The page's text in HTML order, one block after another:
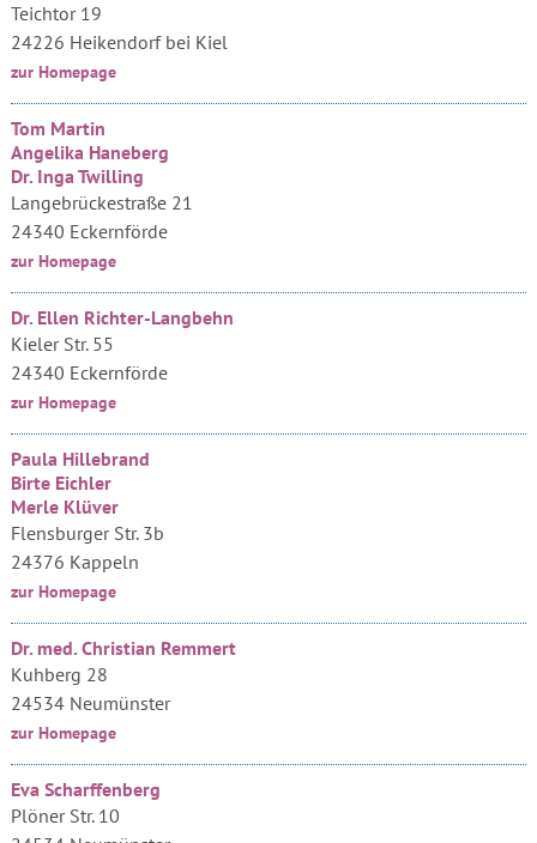
Teichtor 19
24226 Heikendorf bei Kiel
zur Homepage
Tom Martin
Angelika Haneberg
Dr. Inga Twilling
Langebrückestraße 21
24340 Eckernförde
zur Homepage
Dr. Ellen Richter-Langbehn
Kieler Str. 55
24340 Eckernförde
zur Homepage
Paula Hillebrand
Birte Eichler
Merle Klüver
Flensburger Str. 3b
24376 Kappeln
zur Homepage
Dr. med. Christian Remmert
Kuhberg 28
24534 Neumünster
zur Homepage
Eva Scharffenberg
Plöner Str. 10